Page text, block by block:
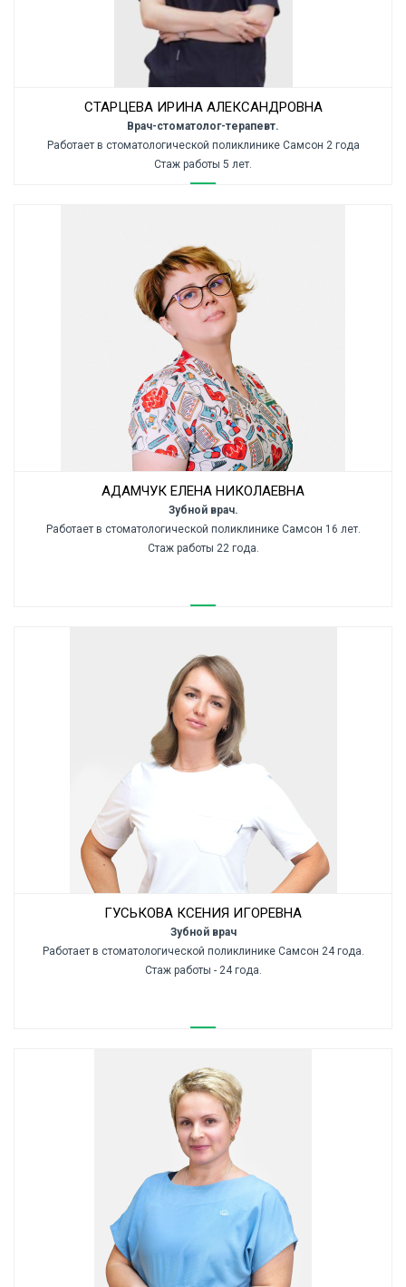
СТАРЦЕВА ИРИНА АЛЕКСАНДРОВНА
Врач-стоматолог-терапевт.
Работает в стоматологической поликлинике Самсон 2 года
Стаж работы 5 лет.
АДАМЧУК ЕЛЕНА НИКОЛАЕВНА
Зубной врач.
Работает в стоматологической поликлинике Самсон 16 лет.
Стаж работы 22 года.
ГУСЬКОВА КСЕНИЯ ИГОРЕВНА
Зубной врач
Работает в стоматологической поликлинике Самсон 24 года.
Стаж работы - 24 года.